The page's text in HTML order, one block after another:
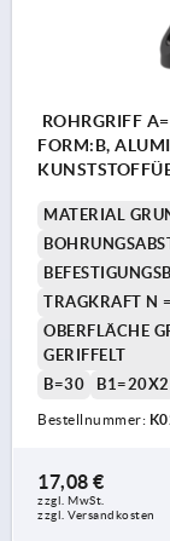
ROHRGRIFF
FORM:B,
MATERIAL
TRAGKRAFT N
OBERFLÄCHE
GERIFFELT
B=30
B1=20X2
Bestellnummer:
17,08 €
zzgl. MwSt.
zzgl. Versandkosten